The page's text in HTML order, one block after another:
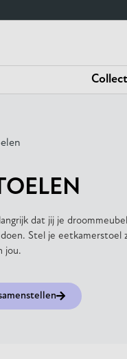
dat jij je
Stel je eetkamerstoel
jou.